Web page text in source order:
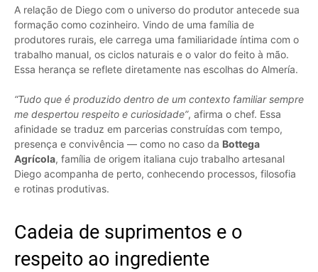
A relação de Diego com o universo do produtor antecede sua
formação como cozinheiro. Vindo de uma família de
produtores rurais, ele carrega uma familiaridade íntima com o
trabalho manual, os ciclos naturais e o valor do feito à mão.
Essa herança se reflete diretamente nas escolhas do Almería.
“Tudo que é produzido dentro de um contexto familiar sempre
me despertou respeito e curiosidade”, afirma o chef. Essa
afinidade se traduz em parcerias construídas com tempo,
presença e convivência — como no caso da Bottega
Agrícola, família de origem italiana cujo trabalho artesanal
Diego acompanha de perto, conhecendo processos, filosofia
e rotinas produtivas.
Cadeia de suprimentos e o
respeito ao ingrediente